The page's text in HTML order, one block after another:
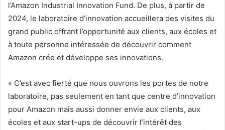
l’Amazon Industrial Innovation Fund. De plus, à partir de
2024, le laboratoire d’innovation accueillera des visites du
grand public offrant l’opportunité aux clients, aux écoles et
à toute personne intéressée de découvrir comment
Amazon crée et développe ses innovations.
« C’est avec fierté que nous ouvrons les portes de notre
laboratoire, pas seulement en tant que centre d’innovation
pour Amazon mais aussi donner envie aux clients, aux
écoles et aux start-ups de découvrir l’intérêt des